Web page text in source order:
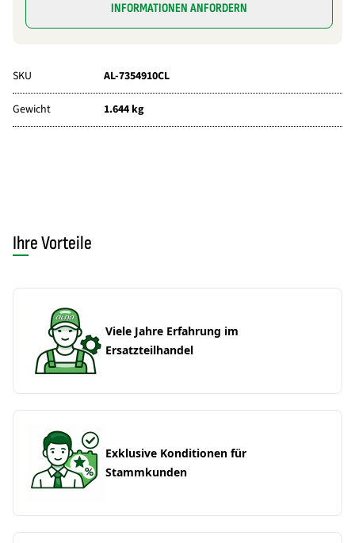
INFORMATIONEN ANFORDERN
SKU AL-7354910CL
Gewicht 1.644 kg
Ihre Vorteile
Viele Jahre Erfahrung im
Ersatzteilhandel
Exklusive Konditionen für
Stammkunden